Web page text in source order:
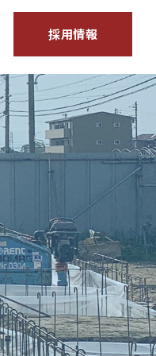
採用情報